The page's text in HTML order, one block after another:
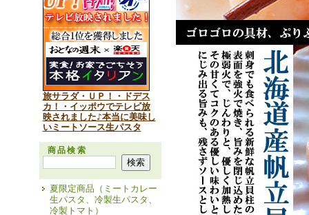
旅サラダ・ＵＰ！・ドデス
カ！・イッポウでテレビ放
映されました♪本当に美味し
いミートソース生パスタ
商品検索
夏限定商品（ミートカレー
生パスタ、冷製生パスタ、
冷製トマト）